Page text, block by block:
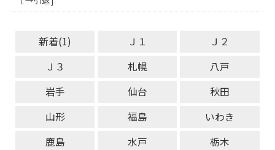
新着(1) Ｊ１
Ｊ２
Ｊ３
札幌
八戸
岩手
仙台
秋田
山形
福島
いわき
鹿島
水戸
栃木